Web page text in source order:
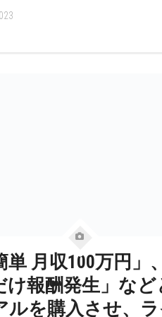
単 月収100万円」
け報酬発生」な
ルを購入させ、